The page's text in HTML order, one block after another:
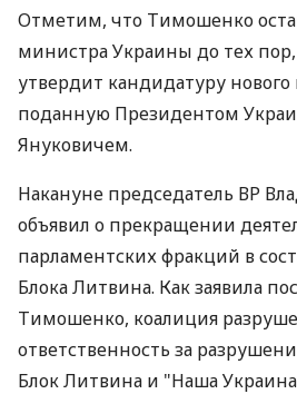
Отметим, что Тимошенко
министра Украины до тех
утвердит кандидатуру
поданную Президентом
Януковичем.
Накануне председатель ВР
объявил о прекращении
парламентских фракций в
Блока Литвина. Как заявила
Тимошенко, коалиция
ответственность за
Блок Литвина и "Наша